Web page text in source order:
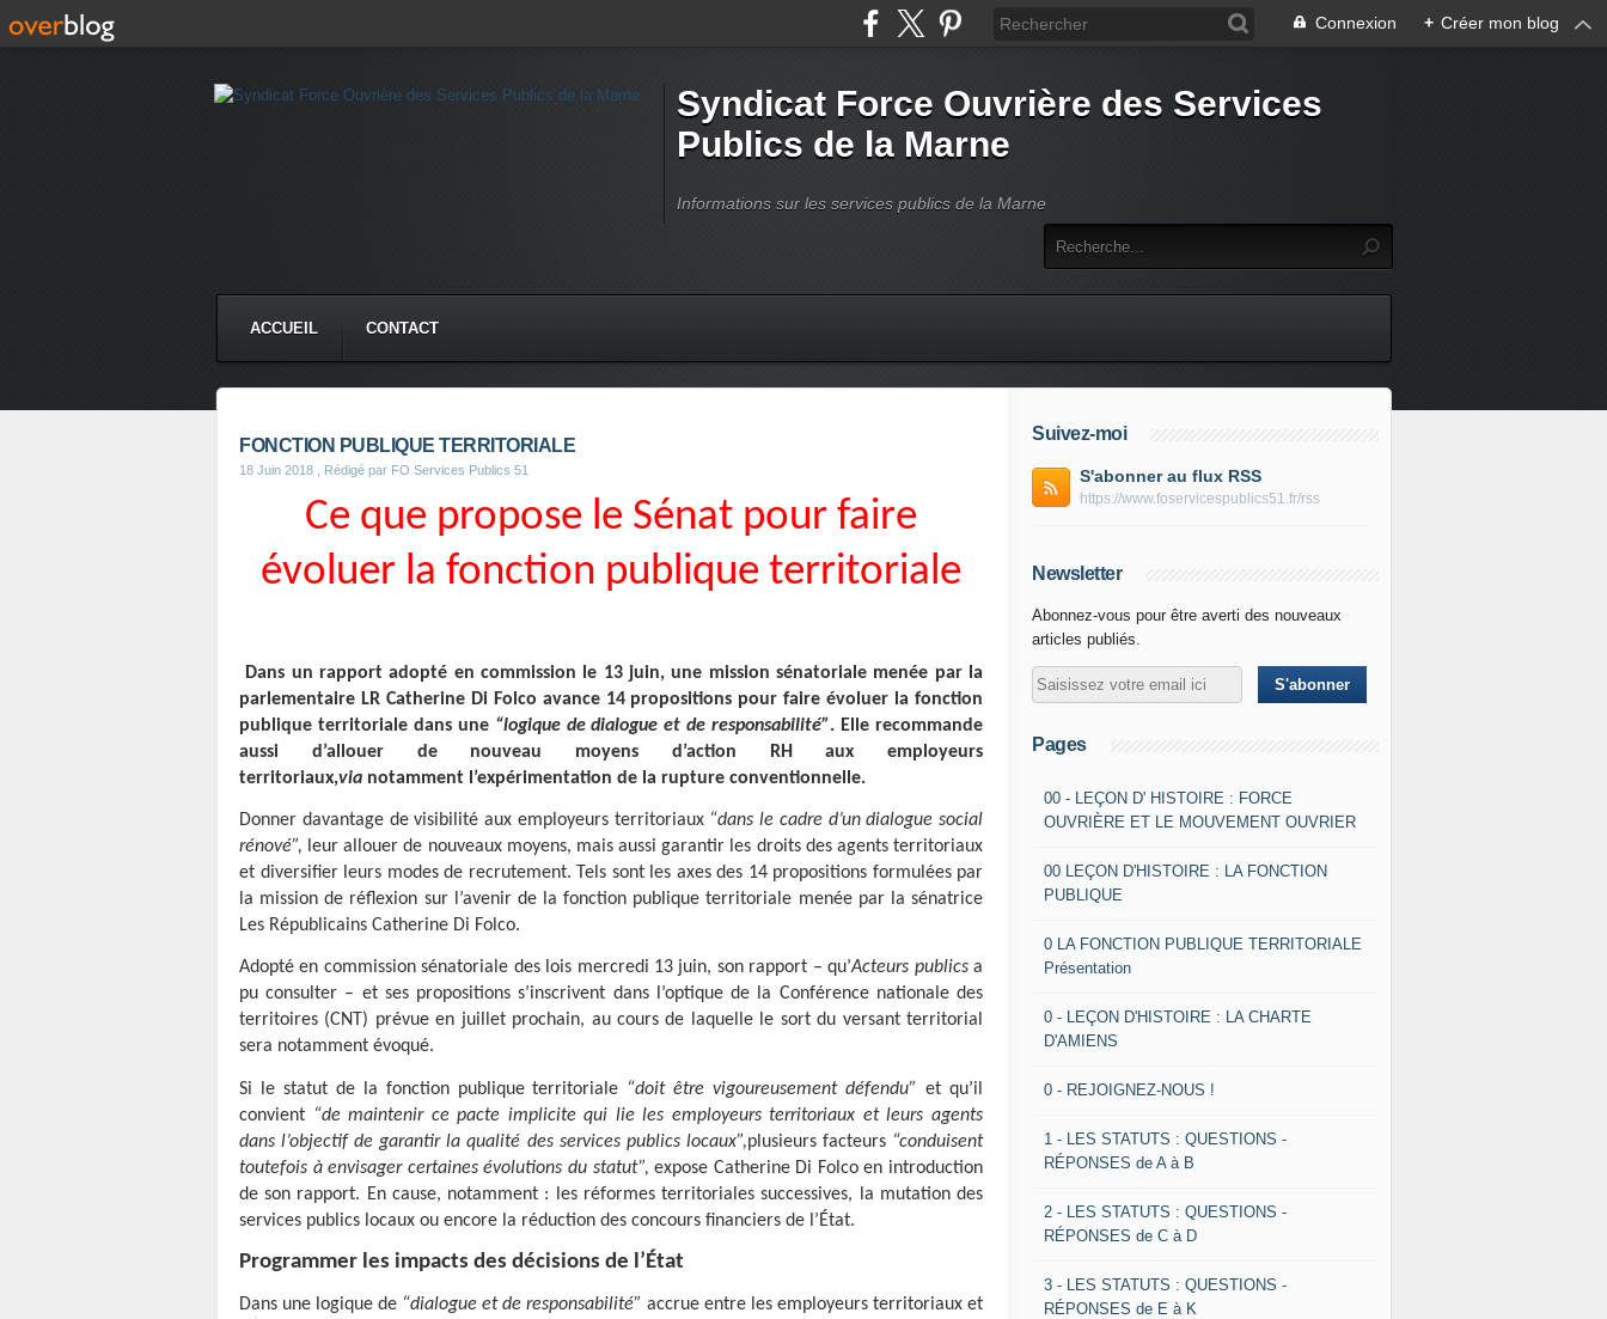
Connexion + Créer mon blog
Syndicat Force Ouvrière des Services
Publics de la Marne
Informations sur les services publics de la Marne
ACCUEIL CONTACT
FONCTION PUBLIQUE TERRITORIALE
18 Juin 2018 , Rédigé par FO Services Publics 51
Ce que propose le Sénat pour faire
évoluer la fonction publique territoriale
Dans un rapport adopté en commission le 13 juin, une mission sénatoriale menée par la
parlementaire LR Catherine Di Folco avance 14 propositions pour faire évoluer la fonction
publique territoriale dans une “logique de dialogue et de responsabilité”. Elle recommande
aussi d’allouer de nouveau moyens d’action RH aux employeurs
territoriaux,via notamment l’expérimentation de la rupture conventionnelle.
Donner davantage de visibilité aux employeurs territoriaux “dans le cadre d’un dialogue social
rénové”, leur allouer de nouveaux moyens, mais aussi garantir les droits des agents territoriaux
et diversifier leurs modes de recrutement. Tels sont les axes des 14 propositions formulées par
la mission de réflexion sur l’avenir de la fonction publique territoriale menée par la sénatrice
Les Républicains Catherine Di Folco.
Adopté en commission sénatoriale des lois mercredi 13 juin, son rapport – qu’Acteurs publicsa
pu consulter – et ses propositions s’inscrivent dans l’optique de la Conférence nationale des
territoires (CNT) prévue en juillet prochain, au cours de laquelle le sort du versant territorial
sera notamment évoqué.
Si le statut de la fonction publique territoriale “doit être vigoureusement défendu” et qu’il
convient “de maintenir ce pacte implicite qui lie les employeurs territoriaux et leurs agents
dans l’objectif de garantir la qualité des services publics locaux”,plusieurs facteurs “conduisent
toutefois à envisager certaines évolutions du statut”, expose Catherine Di Folco en introduction
de son rapport. En cause, notamment : les réformes territoriales successives, la mutation des
services publics locaux ou encore la réduction des concours financiers de l’État.
Programmer les impacts des décisions de l’État
Dans une logique de “dialogue et de responsabilité” accrue entre les employeurs territoriaux et
Suivez-moi
S'abonner au flux RSS
https://www.foservicespublics51.fr/rss
Newsletter
Abonnez-vous pour être averti des nouveaux
articles publiés.
Pages
00 - LEÇON D' HISTOIRE : FORCE
OUVRIÈRE ET LE MOUVEMENT OUVRIER
00 LEÇON D'HISTOIRE : LA FONCTION
PUBLIQUE
0 LA FONCTION PUBLIQUE TERRITORIALE
Présentation
0 - LEÇON D'HISTOIRE : LA CHARTE
D'AMIENS
0 - REJOIGNEZ-NOUS !
1 - LES STATUTS : QUESTIONS -
RÉPONSES de A à B
2 - LES STATUTS : QUESTIONS -
RÉPONSES de C à D
3 - LES STATUTS : QUESTIONS -
RÉPONSES de E à K